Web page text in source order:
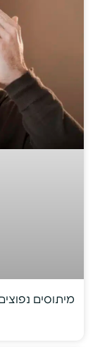
מיתוסים